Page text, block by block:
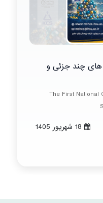
های چند جزئی و
The First National